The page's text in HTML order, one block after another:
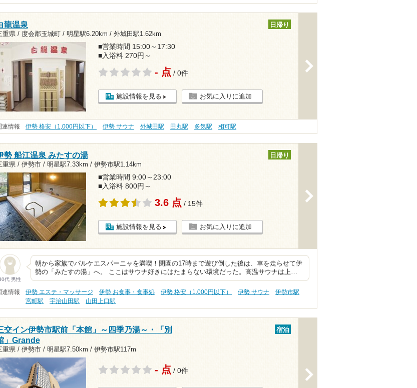
龍温泉
重県 / 度会郡玉城町 / 明星駅6.20km / 外城田駅1.62km
日帰り
■営業時間 15:00～17:30
■入浴料 270円～
- 点 / 0件
施設情報を見る お気に入りに追加
連情報 伊勢 格安（1,000円以下） 伊勢 サウナ 外城田駅 田丸駅 多気駅 相可駅
勢 船江温泉 みたすの湯
重県 / 伊勢市 / 明星駅7.33km / 伊勢市駅1.14km
日帰り
■営業時間 9:00～23:00
■入浴料 800円～
3.6 点 / 15件
施設情報を見る お気に入りに追加
代 男性
朝から家族でパルケエスパーニャを満喫！閉園の17時まで遊び倒した後は、車を走らせて伊
勢の「みたすの湯」へ。 ここはサウナ好きにはたまらない環境だった。高温サウナは上…
連情報 伊勢 エステ・マッサージ 伊勢 お食事・食事処 伊勢 格安（1,000円以下） 伊勢 サウナ
伊勢市駅
宮町駅
宇治山田駅 山田上口駅
交イン伊勢市駅前「本館」～四季乃湯～・「別
」Grande
重県 / 伊勢市 / 明星駅7.50km / 伊勢市駅117m
宿泊
- 点 / 0件